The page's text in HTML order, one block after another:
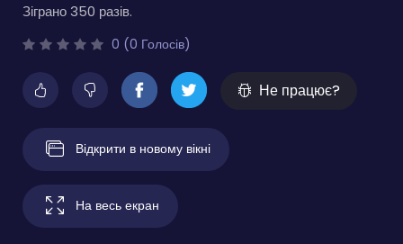
Зіграно 350 разів.
0 (0 Голосів)
Не працює?
Відкрити в новому вікні
На весь екран